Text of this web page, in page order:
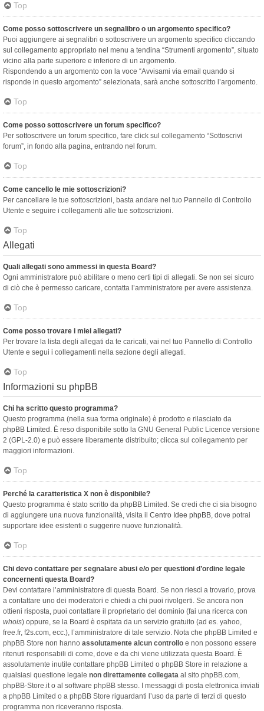
Top
Come posso sottoscrivere un segnalibro o un argomento specifico?
Puoi aggiungere ai segnalibri o sottoscrivere un argomento specifico cliccando
sul collegamento appropriato nel menu a tendina “Strumenti argomento”, situato
vicino alla parte superiore e inferiore di un argomento.
Rispondendo a un argomento con la voce “Avvisami via email quando si
risponde in questo argomento” selezionata, sarà anche sottoscritto l’argomento.
Top
Come posso sottoscrivere un forum specifico?
Per sottoscrivere un forum specifico, fare click sul collegamento “Sottoscrivi
forum”, in fondo alla pagina, entrando nel forum.
Top
Come cancello le mie sottoscrizioni?
Per cancellare le tue sottoscrizioni, basta andare nel tuo Pannello di Controllo
Utente e seguire i collegamenti alle tue sottoscrizioni.
Top
Allegati
Quali allegati sono ammessi in questa Board?
Ogni amministratore può abilitare o meno certi tipi di allegati. Se non sei sicuro
di ciò che è permesso caricare, contatta l’amministratore per avere assistenza.
Top
Come posso trovare i miei allegati?
Per trovare la lista degli allegati da te caricati, vai nel tuo Pannello di Controllo
Utente e segui i collegamenti nella sezione degli allegati.
Top
Informazioni su phpBB
Chi ha scritto questo programma?
Questo programma (nella sua forma originale) è prodotto e rilasciato da
phpBB Limited . È reso disponibile sotto la GNU General Public Licence versione
2 (GPL-2.0) e può essere liberamente distribuito; clicca sul collegamento per
maggiori informazioni.
Top
Perché la caratteristica X non è disponibile?
Questo programma è stato scritto da phpBB Limited. Se credi che ci sia bisogno
di aggiungere una nuova funzionalità, visita il Centro Idee phpBB, dove potrai
supportare idee esistenti o suggerire nuove funzionalità.
Top
Chi devo contattare per segnalare abusi e/o per questioni d’ordine legale
concernenti questa Board?
Devi contattare l’amministratore di questa Board. Se non riesci a trovarlo, prova
a contattare uno dei moderatori e chiedi a chi puoi rivolgerti. Se ancora non
ottieni risposta, puoi contattare il proprietario del dominio (fai una ricerca con
whois) oppure, se la Board è ospitata da un servizio gratuito (ad es. yahoo,
free.fr, f2s.com, ecc.), l’amministratore di tale servizio. Nota che phpBB Limited e
phpBB Store non hanno assolutamente alcun controllo e non possono essere
ritenuti responsabili di come, dove e da chi viene utilizzata questa Board. È
assolutamente inutile contattare phpBB Limited o phpBB Store in relazione a
qualsiasi questione legale non direttamente collegata al sito phpBB.com,
phpBB-Store.it o al software phpBB stesso. I messaggi di posta elettronica inviati
a phpBB Limited o a phpBB Store riguardanti l’uso da parte di terzi di questo
programma non riceveranno risposta.